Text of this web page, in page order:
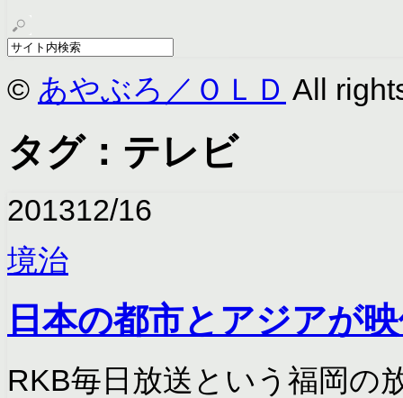
© あやぶろ／ＯＬＤ All
タグ：テレビ
201312/16
境治
日本の都市とアジアが
RKB毎日放送という福岡の